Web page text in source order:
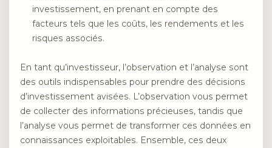
investissement, en prenant en compte des
facteurs tels que les coûts, les rendements et les
risques associés.
En tant qu’investisseur, l’observation et l’analyse sont
des outils indispensables pour prendre des décisions
d’investissement avisées. L’observation vous permet
de collecter des informations précieuses, tandis que
l’analyse vous permet de transformer ces données en
connaissances exploitables. Ensemble, ces deux